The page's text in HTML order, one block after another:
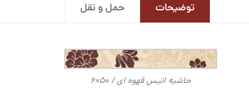
توضیحات حمل و نقل
حاشیه انیس قهوه ای / ۵۰×۶